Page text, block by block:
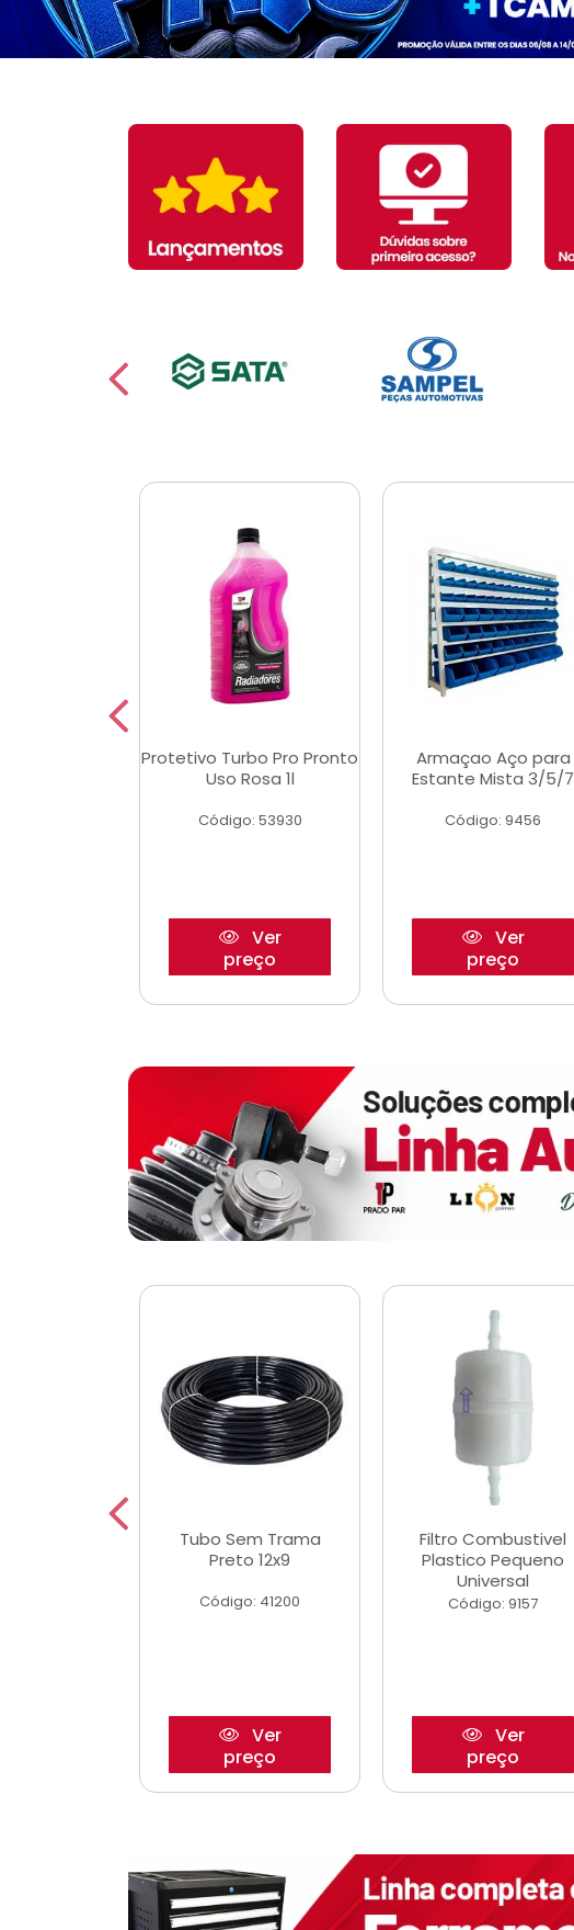
Protetivo Turbo Pro Pronto
Uso Rosa 1l
Código: 53930
Ver
preço
Armaçao Aço para
Estante Mista 3/5/7
Código: 9456
Ver
preço
Tubo Sem Trama
Preto 12x9
Código: 41200
Ver
preço
Filtro Combustivel
Plastico Pequeno
Universal
Código: 9157
Ver
preço